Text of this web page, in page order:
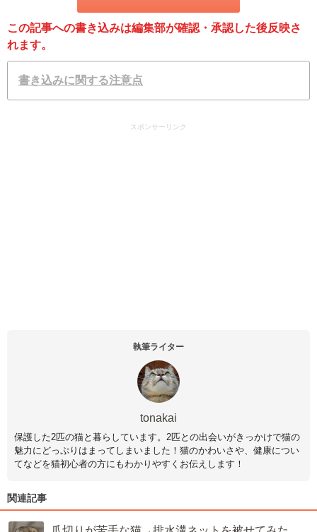
この記事への書き込みは編集部が確認・承認した後反映さ
れます。
書き込みに関する注意点
スポンサーリンク
執筆ライター
tonakai
保護した2匹の猫と暮らしています。2匹との出会いがきっかけで猫の
魅力にどっぷりはまってしまいました！猫のかわいさや、健康につい
てなどを猫初心者の方にもわかりやすくお伝えします！
関連記事